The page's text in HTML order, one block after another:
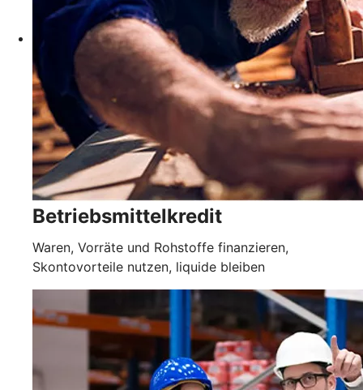
Betriebsmittelkredit
Waren, Vorräte und Rohstoffe finanzieren,
Skontovorteile nutzen, liquide bleiben